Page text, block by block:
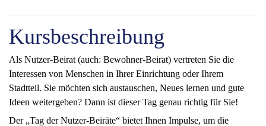
Kursbeschreibung
Als Nutzer-Beirat (auch: Bewohner-Beirat) vertreten Sie die
Interessen von Menschen in Ihrer Einrichtung oder Ihrem
Stadtteil. Sie möchten sich austauschen, Neues lernen und gute
Ideen weitergeben? Dann ist dieser Tag genau richtig für Sie!
Der „Tag der Nutzer-Beiräte“ bietet Ihnen Impulse, um die